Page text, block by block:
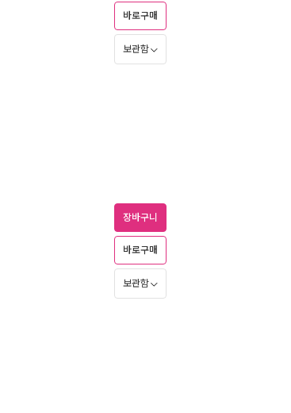
바로구매
보관함
장바구니
바로구매
보관함